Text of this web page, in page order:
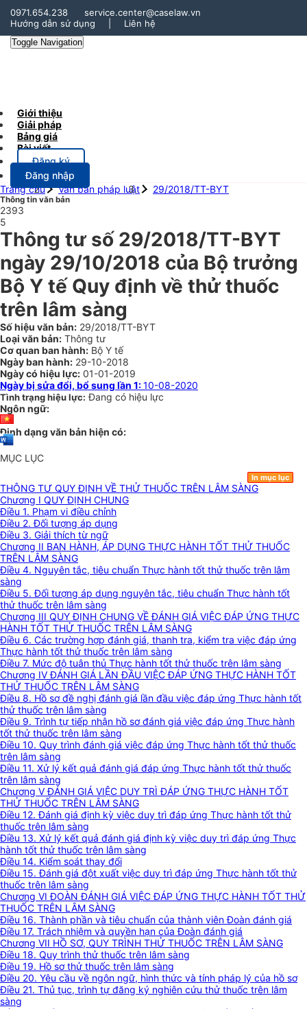
0971.654.238
service.center@caselaw.vn
Hướng dẫn sử dụng
Liên hệ
Toggle Navigation
Giới thiệu
Giải pháp
Bảng giá
Bài viết
Đăng ký
Đăng nhập
Trang chủ
Văn bản pháp luật 29/2018/TT-BYT
Thông tin văn bản
2393
5
Thông tư số 29/2018/TT-BYT
ngày 29/10/2018 của Bộ trưởng
Bộ Y tế Quy định về thử thuốc
trên lâm sàng
Số hiệu văn bản: 29/2018/TT-BYT
Loại văn bản: Thông tư
Cơ quan ban hành: Bộ Y tế
Ngày ban hành: 29-10-2018
Ngày có hiệu lực: 01-01-2019
Ngày bị sửa đổi, bổ sung lần 1:10-08-2020
Tình trạng hiệu lực: Đang có hiệu lực
Ngôn ngữ:
Định dạng văn bản hiện có:
MỤC LỤC
In mục lục
THÔNG TƯ QUY ĐỊNH VỀ THỬ THUỐC TRÊN LÂM SÀNG
Chương I QUY ĐỊNH CHUNG
Điều 1. Phạm vi điều chỉnh
Điều 2. Đối tượng áp dụng
Điều 3. Giải thích từ ngữ
Chương II BAN HÀNH, ÁP DỤNG THỰC HÀNH TỐT THỬ THUỐC
TRÊN LÂM SÀNG
Điều 4. Nguyên tắc, tiêu chuẩn Thực hành tốt thử thuốc trên lâm
sàng
Điều 5. Đối tượng áp dụng nguyên tắc, tiêu chuẩn Thực hành tốt
thử thuốc trên lâm sàng
Chương III QUY ĐỊNH CHUNG VỀ ĐÁNH GIÁ VIỆC ĐÁP ỨNG THỰC
HÀNH TỐT THỬ THUỐC TRÊN LÂM SÀNG
Điều 6. Các trường hợp đánh giá, thanh tra, kiểm tra việc đáp ứng
Thực hành tốt thử thuốc trên lâm sàng
Điều 7. Mức độ tuân thủ Thực hành tốt thử thuốc trên lâm sàng
Chương IV ĐÁNH GIÁ LẦN ĐẦU VIỆC ĐÁP ỨNG THỰC HÀNH TỐT
THỬ THUỐC TRÊN LÂM SÀNG
Điều 8. Hồ sơ đề nghị đánh giá lần đầu việc đáp ứng Thực hành tốt
thử thuốc trên lâm sàng
Điều 9. Trình tự tiếp nhận hồ sơ đánh giá việc đáp ứng Thực hành
tốt thử thuốc trên lâm sàng
Điều 10. Quy trình đánh giá việc đáp ứng Thực hành tốt thử thuốc
trên lâm sàng
Điều 11. Xử lý kết quả đánh giá đáp ứng Thực hành tốt thử thuốc
trên lâm sàng
Chương V ĐÁNH GIÁ VIỆC DUY TRÌ ĐÁP ỨNG THỰC HÀNH TỐT
THỬ THUỐC TRÊN LÂM SÀNG
Điều 12. Đánh giá định kỳ việc duy trì đáp ứng Thực hành tốt thử
thuốc trên lâm sàng
Điều 13. Xử lý kết quả đánh giá định kỳ việc duy trì đáp ứng Thực
hành tốt thử thuốc trên lâm sàng
Điều 14. Kiểm soát thay đổi
Điều 15. Đánh giá đột xuất việc duy trì đáp ứng Thực hành tốt thử
thuốc trên lâm sàng
Chương VI ĐOÀN ĐÁNH GIÁ VIỆC ĐÁP ỨNG THỰC HÀNH TỐT THỬ
THUỐC TRÊN LÂM SÀNG
Điều 16. Thành phần và tiêu chuẩn của thành viên Đoàn đánh giá
Điều 17. Trách nhiệm và quyền hạn của Đoàn đánh giá
Chương VII HỒ SƠ, QUY TRÌNH THỬ THUỐC TRÊN LÂM SÀNG
Điều 18. Quy trình thử thuốc trên lâm sàng
Điều 19. Hồ sơ thử thuốc trên lâm sàng
Điều 20. Yêu cầu về ngôn ngữ, hình thức và tính pháp lý của hồ sơ
Điều 21. Thủ tục, trình tự đăng ký nghiên cứu thử thuốc trên lâm
sàng